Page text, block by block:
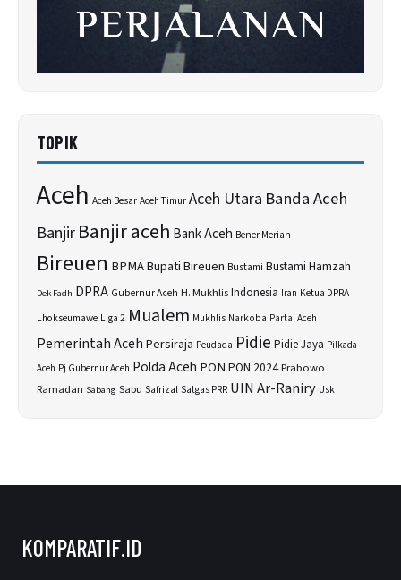
TOPIK
Aceh Aceh Besar Aceh Timur Aceh Utara Banda Aceh
BanjirBanjir aceh Bank Aceh Bener Meriah
Bireuen BPMABupati Bireuen Bustami Bustami Hamzah
Dek Fadh DPRA Gubernur Aceh H. MukhlisIndonesia Iran Ketua DPRA
Lhokseumawe Liga 2 Mualem Mukhlis Narkoba Partai Aceh
Pemerintah AcehPersiraja Peudada Pidie Pidie Jaya Pilkada
Aceh Pj Gubernur Aceh Polda Aceh PON PON 2024Prabowo
Ramadan Sabang Sabu SafrizalSatgas PRR UIN Ar-Raniry Usk
KOMPARATIF.ID